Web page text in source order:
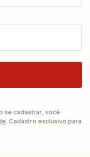
se cadastrar, você
. Cadastro exclusivo para